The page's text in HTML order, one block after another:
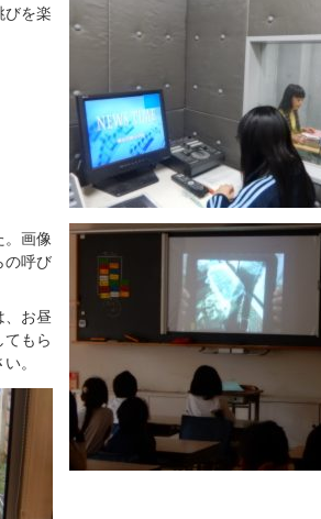
びを楽
。画像
の呼び
、お昼
もら
。